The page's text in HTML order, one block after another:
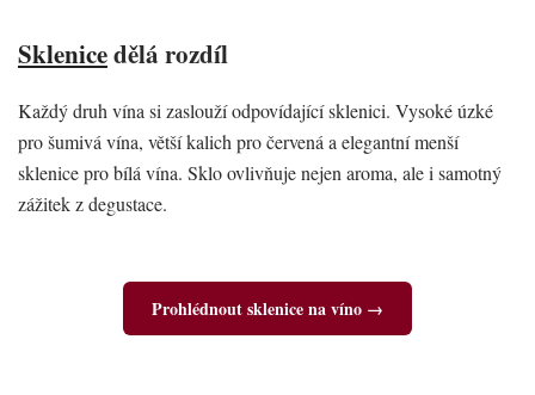
Sklenicedělá rozdíl
Každý druh vína si zaslouží odpovídající sklenici. Vysoké úzké
pro šumivá vína, větší kalich pro červená a elegantní menší
sklenice pro bílá vína. Sklo ovlivňuje nejen aroma, ale i samotný
zážitek z degustace.
Prohlédnout sklenice na víno →